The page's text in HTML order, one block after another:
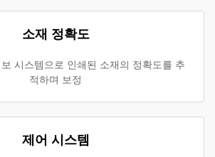
소재 정확도
시스템으로 인쇄된 소재의 정확도를 추
적하며 보정
제어 시스템